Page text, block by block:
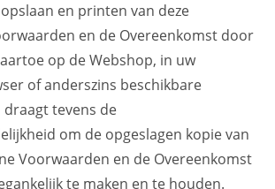
en printen van deze
en de Overeenkomst door
op de Webshop, in uw
of anderszins beschikbare
tevens de
om de opgeslagen kopie van
Voorwaarden en de Overeenkomst
te maken en te houden.